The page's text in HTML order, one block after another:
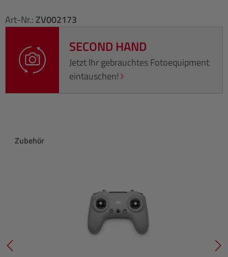
Art-Nr.: ZV002173
SECOND HAND
Jetzt Ihr gebrauchtes Fotoequipment
eintauschen!
Produktgalerie überspringen
Zubehör